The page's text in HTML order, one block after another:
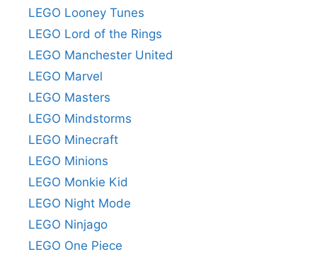
LEGO Looney Tunes
LEGO Lord of the Rings
LEGO Manchester United
LEGO Marvel
LEGO Masters
LEGO Mindstorms
LEGO Minecraft
LEGO Minions
LEGO Monkie Kid
LEGO Night Mode
LEGO Ninjago
LEGO One Piece